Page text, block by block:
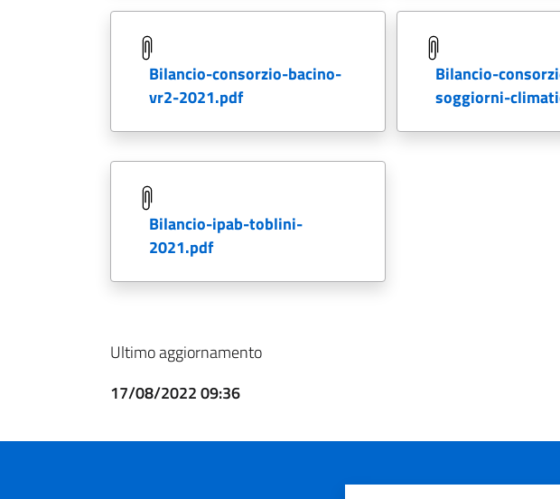
bilancio-consorzio-bacino-
vr2-2021.pdf
bilancio-consorzio-
soggiorni-
bilancio-ipab-toblini-
2021.pdf
Ultimo aggiornamento
17/08/2022 09:36